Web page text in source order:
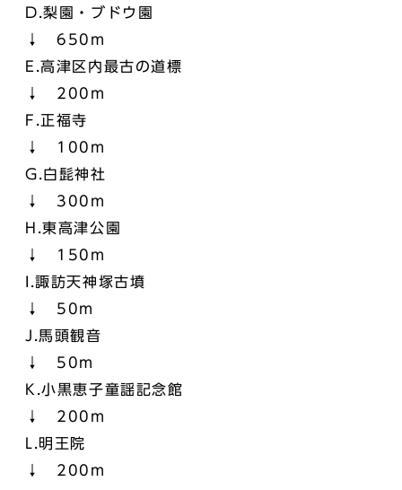
D.梨園・ブドウ園
↓ 650m
E.高津区内最古の道標
↓ 200m
F.正福寺
↓ 100m
G.白髭神社
↓ 300m
H.東高津公園
↓ 150m
I.諏訪天神塚古墳
↓ 50m
J.馬頭観音
↓ 50m
K.小黒恵子童謡記念館
↓ 200m
L.明王院
↓ 200m